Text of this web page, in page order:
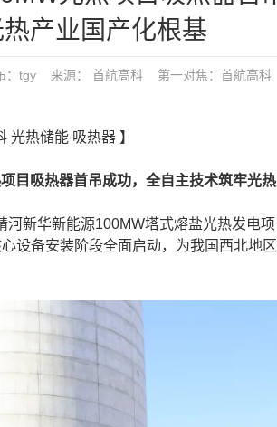
产业国产化根基
：tgy 来源： 首航高科 第一对焦： 首航高科
热储能 吸热器 】
吸热器首吊成功，全自主技术筑牢光
华新能源100MW塔式熔盐光热发电项
设备安装阶段全面启动，为我国西北地